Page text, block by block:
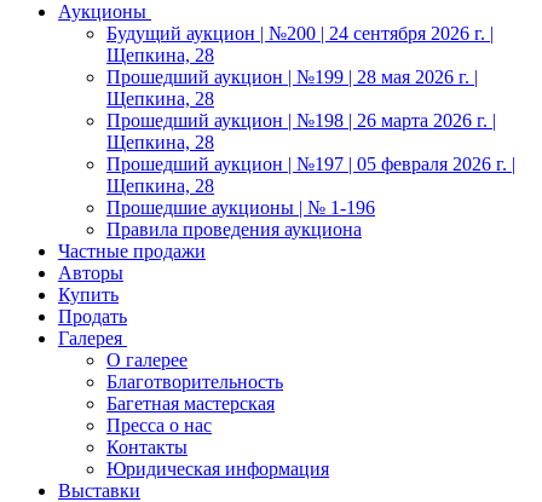
Аукционы
Будущий аукцион | №200 | 24 сентября 2026 г. |
Щепкина, 28
Прошедший аукцион | №199 | 28 мая 2026 г. |
Щепкина, 28
Прошедший аукцион | №198 | 26 марта 2026 г. |
Щепкина, 28
Прошедший аукцион | №197 | 05 февраля 2026 г. |
Щепкина, 28
Прошедшие аукционы | № 1-196
Правила проведения аукциона
Частные продажи
Авторы
Купить
Продать
Галерея
О галерее
Благотворительность
Багетная мастерская
Пресса о нас
Контакты
Юридическая информация
Выставки